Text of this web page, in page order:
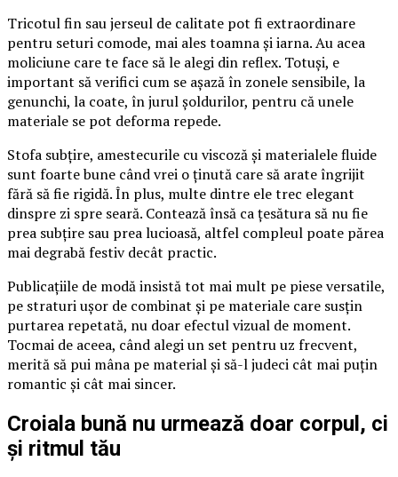
Tricotul fin sau jerseul de calitate pot fi extraordinare
pentru seturi comode, mai ales toamna și iarna. Au acea
moliciune care te face să le alegi din reflex. Totuși, e
important să verifici cum se așază în zonele sensibile, la
genunchi, la coate, în jurul șoldurilor, pentru că unele
materiale se pot deforma repede.
Stofa subțire, amestecurile cu viscoză și materialele fluide
sunt foarte bune când vrei o ținută care să arate îngrijit
fără să fie rigidă. În plus, multe dintre ele trec elegant
dinspre zi spre seară. Contează însă ca țesătura să nu fie
prea subțire sau prea lucioasă, altfel compleul poate părea
mai degrabă festiv decât practic.
Publicațiile de modă insistă tot mai mult pe piese versatile,
pe straturi ușor de combinat și pe materiale care susțin
purtarea repetată, nu doar efectul vizual de moment.
Tocmai de aceea, când alegi un set pentru uz frecvent,
merită să pui mâna pe material și să-l judeci cât mai puțin
romantic și cât mai sincer.
Croiala bună nu urmează doar corpul, ci
și ritmul tău